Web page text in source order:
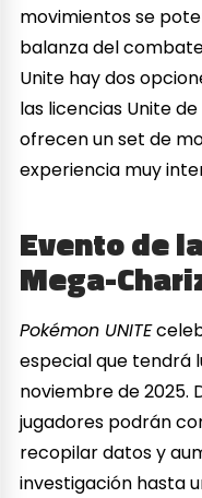
movimientos se
balanza del
Unite hay dos
las licencias Unite
ofrecen un set de
experiencia muy
Evento de
Mega-
Pokémon UNITE
especial que tendrá
noviembre de 2025.
jugadores podrán
recopilar datos y
investigación hasta